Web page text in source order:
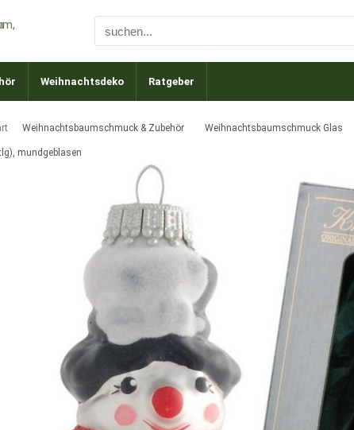
Weihnachtsdeko Ratgeber
Weihnachtsbaumschmuck & Zubehör Weihnachtsbaumschmuck Glas
mundgeblasen